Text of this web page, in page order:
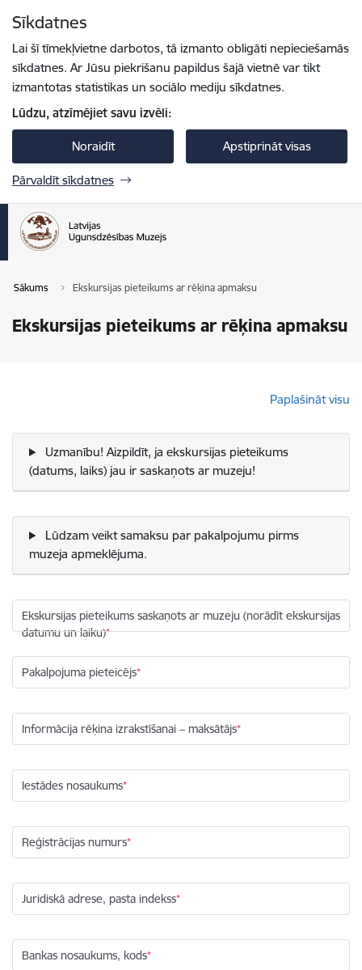
Sīkdatnes
Lai šī tīmekļvietne darbotos, tā izmanto obligāti nepieciešamās
sīkdatnes. Ar Jūsu piekrišanu papildus šajā vietnē var tikt
izmantotas statistikas un sociālo mediju sīkdatnes.
Lūdzu, atzīmējiet savu izvēli:
Noraidīt Apstiprināt visas
Pārvaldīt sīkdatnes
Sākums Ekskursijas pieteikums ar rēķina apmaksu
Ekskursijas pieteikums ar rēķina apmaksu
Paplašināt visu
Uzmanību! Aizpildīt, ja ekskursijas pieteikums
(datums, laiks) jau ir saskaņots ar muzeju!
Lūdzam veikt samaksu par pakalpojumu pirms
muzeja apmeklējuma.
Ekskursijas pieteikums saskaņots ar muzeju (norādīt ekskursijas
datumu un laiku)
Pakalpojuma pieteicējs
Informācija rēķina izrakstīšanai – maksātājs
Iestādes nosaukums
Reģistrācijas numurs
Juridiskā adrese, pasta indekss
Bankas nosaukums, kods